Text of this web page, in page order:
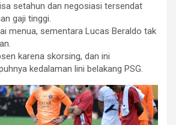
setahun dan negosiasi tersendat
gaji tinggi.
menua, sementara Lucas Beraldo tak
karena skorsing, dan ini
kedalaman lini belakang PSG.